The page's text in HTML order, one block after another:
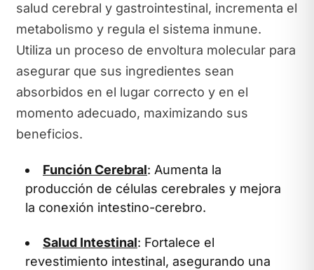
salud cerebral y gastrointestinal, incrementa el
metabolismo y regula el sistema inmune.
Utiliza un proceso de envoltura molecular para
asegurar que sus ingredientes sean
absorbidos en el lugar correcto y en el
momento adecuado, maximizando sus
beneficios.
Función Cerebral: Aumenta la
producción de células cerebrales y mejora
la conexión intestino-cerebro.
Salud Intestinal: Fortalece el
revestimiento intestinal, asegurando una